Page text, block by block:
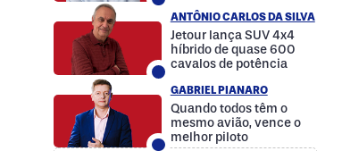
ANTÔNIO CARLOS DA SILVA
Jetour lança SUV 4x4
híbrido de quase 600
cavalos de potência
GABRIEL PIANARO
Quando todos têm o
mesmo avião, vence o
melhor piloto